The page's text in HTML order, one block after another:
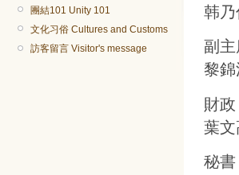
團結101 Unity 101
文化习俗 Cultures and Customs
訪客留言 Visitor's message
韩
副
黎
財
葉
秘